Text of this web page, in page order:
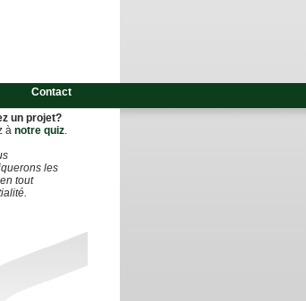
Contact
un projet?
à notre quiz.
les
tout